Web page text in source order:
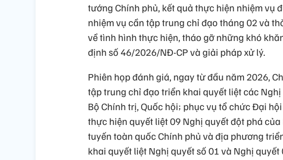
tướng Chính phủ, kết quả thực hiện nhiệm vụ
nhiệm vụ cần tập trung chỉ đạo tháng 02 và
về tình hình thực hiện, tháo gỡ những khó
định số 46/2026/NĐ-CP và giải pháp xử lý.
Phiên họp đánh giá, ngay từ đầu năm 2026,
tập trung chỉ đạo triển khai quyết liệt các
Bộ Chính trị, Quốc hội; phục vụ tổ chức Đại
thực hiện quyết liệt 09 Nghị quyết đột phá
tuyến toàn quốc Chính phủ và địa phương
khai quyết liệt Nghị quyết số 01 và Nghị